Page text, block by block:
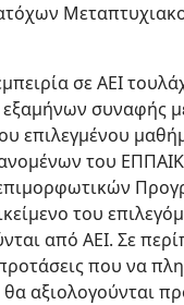
σε ΑΕΙ
συναφής
επιλεγμένου
του
του
από ΑΕΙ. Σε
που να
θα αξιολογούνται